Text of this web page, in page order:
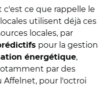
c'est ce que rappelle le
utilisent déjà ces
locales, par
pour la gestion
énergétique,
par des
Affelnet, pour l'octroi